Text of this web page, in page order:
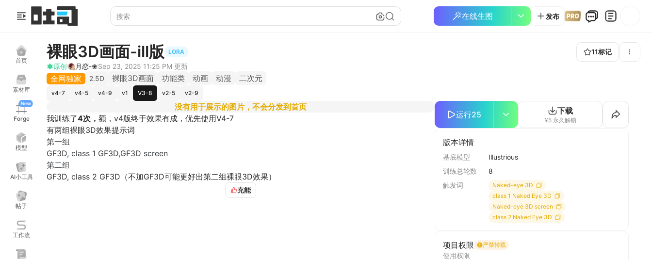
在线生图 发布
首页
素材库
New
Forge
模型
AI小工具
帖子
工作流
裸眼3D画面-ill版 LORA 11标记
原创
月恋-❀Sep 23, 2025 11:25 PM 更新
全网独家 2.5D 裸眼3D画面 功能类 动画 动漫 二次元
v4-7 v4-5 v4-9 v1 V3-8 v2-5 v2-9
没有用于展示的图片，不会分发到首页
我训练了4次， 额，v4版终于效果有成，优先使用V4-7
有两组裸眼3D效果提示词
第一组
GF3D, class 1 GF3D,GF3D screen
第二组
GF3D, class 2 GF3D（不加GF3D可能更好出第二组裸眼3D效果）
充能
运行25 下载
¥5 永久解锁
版本详情
基底模型
Illustrious
训练总轮数
8
触发词
Naked-eye 3D
class 1 Naked Eye 3D
Naked-eye 3D screen
class 2 Naked Eye 3D
项目权限 严禁转载
使用权限